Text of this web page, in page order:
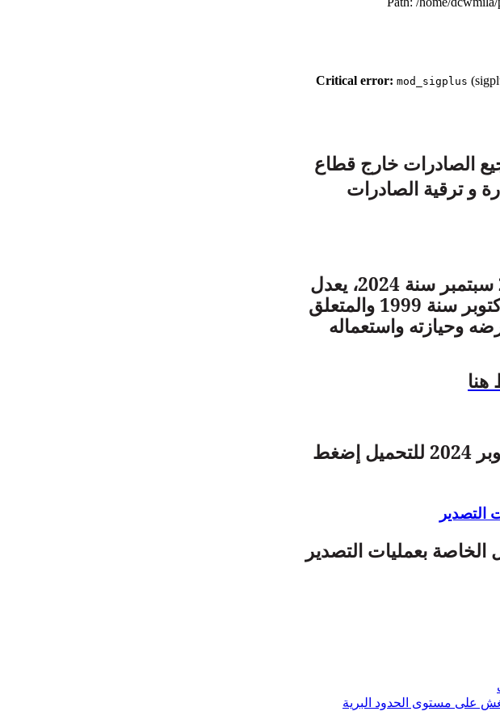
mod_sigplus
الصادرات خارج قطاع
و ترقية الصادرات
قرار مؤرخ في 18 ربيع الأول عام 1446 الموافق 22 سبتمبر سنة 2024، يعدل
القرار المؤرخ في 17 رجب عام 1420 الموافق 27 أكتوبر سنة 1999 والمتعلق
وحيازته واستعماله
حصيلة الرقابة الاقتصادية و قمع الغش خلال شهر أكتوبر 2024 للتحميل إضغط
التصدير
بعمليات التصدير
على مستوى الحدود البرية